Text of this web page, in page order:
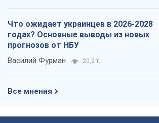
Что ожидает украинцев в 2026-2028
годах? Основные выводы из новых
прогнозов от НБУ
Василий Фурман 20,2 т.
Все мнения